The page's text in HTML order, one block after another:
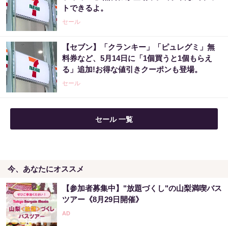
PR（合同会社デジタルファーム ）
宝くじ当選したいなら、まずは金運を上げて
から買ってみて
PR（合同会社デジタルファーム ）
トできるよ。
セール
【セブン】「クランキー」「ピュレグミ」無
料券など、5月14日に「1個買うと1個もらえ
る」追加!お得な値引きクーポンも登場。
セール
セール 一覧
今、あなたにオススメ
【参加者募集中】"放題づくし"の山梨満喫バス
ツアー《8月29日開催》